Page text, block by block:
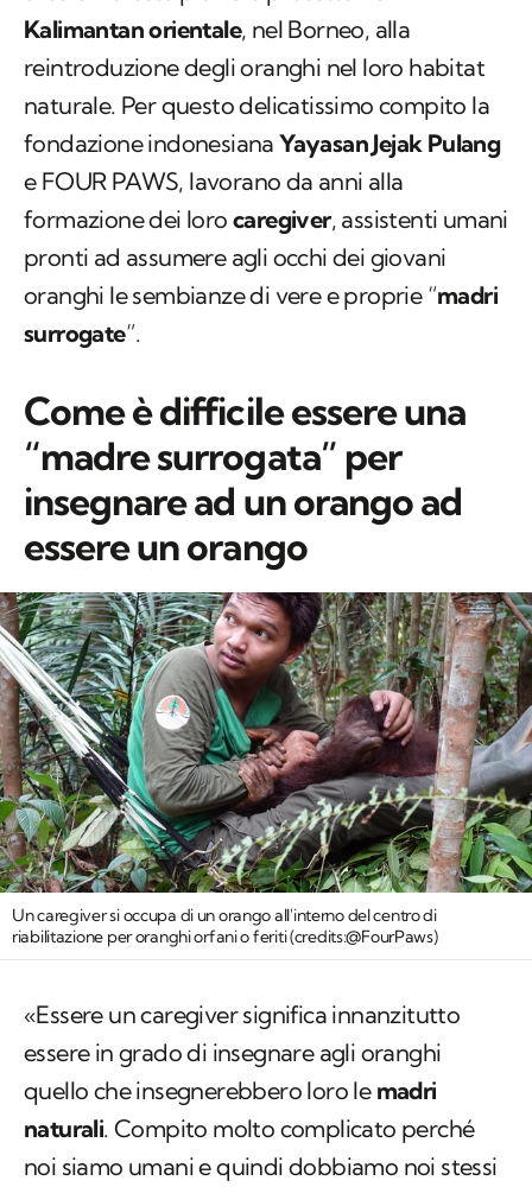
Kalimantan orientale, nel Borneo, alla
reintroduzione degli oranghi nel loro habitat
naturale. Per questo delicatissimo compito la
fondazione indonesianaYayasan Jejak Pulang
e FOUR PAWS, lavorano da anni alla
formazione dei loro caregiver, assistenti umani
pronti ad assumere agli occhi dei giovani
oranghi le sembianze di vere e proprie “madri
surrogate”.
Come è difficile essere una
“madre surrogata” per
insegnare ad un orango ad
essere un orango
Un caregiver si occupa di un orango all'interno del centro di
riabilitazione per oranghi orfani o feriti (credits:@FourPaws)
«Essere un caregiver significa innanzitutto
essere in grado di insegnare agli oranghi
quello che insegnerebbero loro le madri
naturali. Compito molto complicato perché
noi siamo umani e quindi dobbiamo noi stessi